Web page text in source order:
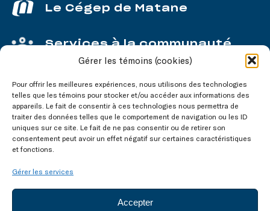
Gérer les témoins (cookies)
Pour offrir les meilleures expériences, nous utilisons des technologies
telles que les témoins pour stocker et/ou accéder aux informations des
appareils. Le fait de consentir à ces technologies nous permettra de
traiter des données telles que le comportement de navigation ou les ID
uniques sur ce site. Le fait de ne pas consentir ou de retirer son
consentement peut avoir un effet négatif sur certaines caractéristiques
et fonctions.
Gérer les services
Accepter
Le Cégep de Matane
Services à la communauté
Service aux entreprises
Nos réseaux